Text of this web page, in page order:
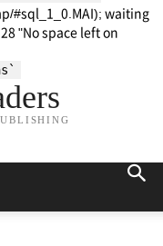
#sql_1_0.MAI); waiting
"No space left on